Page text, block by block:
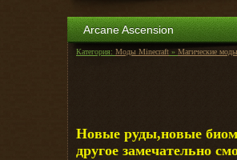
Arcane Ascension
Категория: Моды Minecraft » Магические моды
Новые руды,новые
другое замечательно